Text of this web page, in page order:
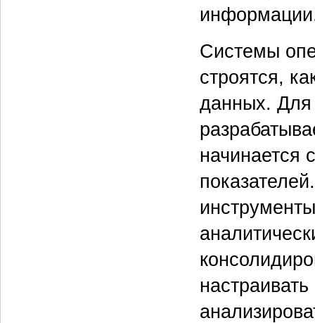
Системы
строятся,
данных. Для
начинается